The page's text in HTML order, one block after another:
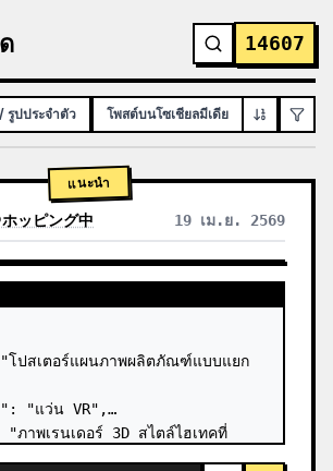
14607
รูปประจำตัว โพสต์บนโซเชียลมีเดีย อินโฟกราฟิก
แนะนำ
ッピング中 19 เม.ย. 2569
"โปสเตอร์แผนภาพผลิตภัณฑ์แบบแยก
"แว่น VR",
"ภาพเรนเดอร์ 3D สไตล์ไฮเทคที่